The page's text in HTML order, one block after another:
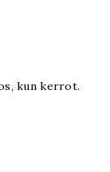
kun kerrot.